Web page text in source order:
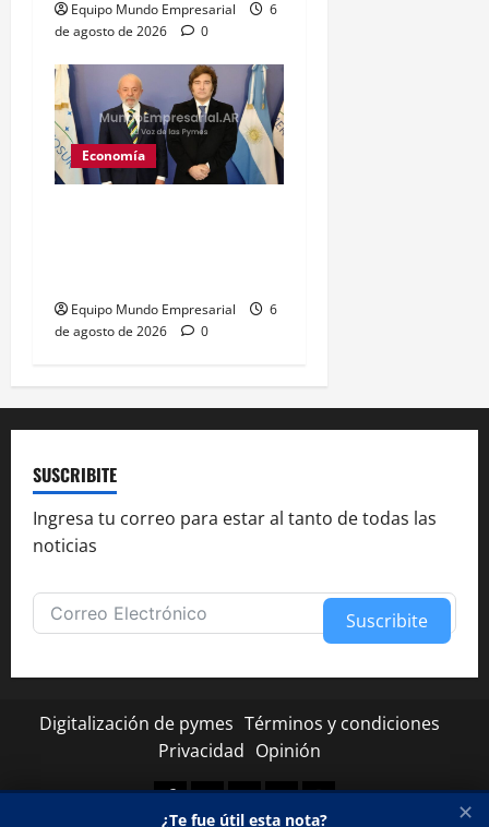
Equipo Mundo Empresarial
6
de agosto de 2026
0
Economía
Equipo Mundo Empresarial
6
de agosto de 2026
0
SUSCRIBITE
Ingresa tu correo para estar al tanto de todas las
noticias
Suscribite
Digitalización de pymes Términos y condiciones
Privacidad Opinión
Facebook
TwitterLinkedinYoutubeInstagram
✕
¿Te fue útil esta nota?